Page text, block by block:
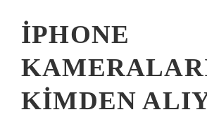
IPHONE
KIMDEN